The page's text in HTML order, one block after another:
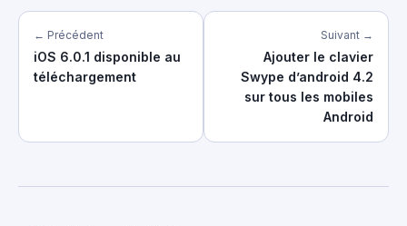
← Précédent
iOS 6.0.1 disponible au
téléchargement
Suivant →
Ajouter le clavier
Swype d’android 4.2
sur tous les mobiles
Android